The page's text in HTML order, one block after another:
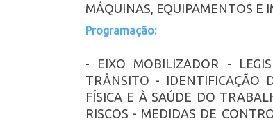
MÁQUINAS, EQUIPAMENTOS E
Programação:
- EIXO MOBILIZADOR -
TRÂNSITO - IDENTIFICAÇÃO
FÍSICA E À SAÚDE DO
RISCOS - MEDIDAS DE